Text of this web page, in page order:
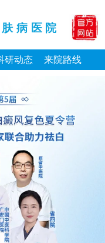
病医院
研动态 来院路线